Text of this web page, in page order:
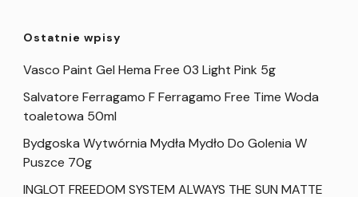
Ostatnie wpisy
Vasco Paint Gel Hema Free 03 Light Pink 5g
Salvatore Ferragamo F Ferragamo Free Time Woda
toaletowa 50ml
Bydgoska Wytwórnia Mydła Mydło Do Golenia W
Puszce 70g
INGLOT FREEDOM SYSTEM ALWAYS THE SUN MATTE